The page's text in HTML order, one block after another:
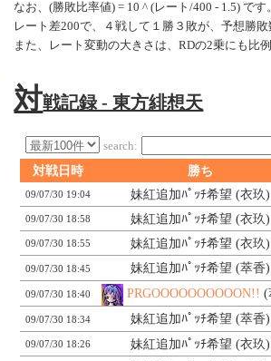
なお、(勝敗比率値) = 10 ^ (レート/400 - 1.5) です
レート差200で、４戦して１勝３敗が、予想勝敗
また、レート変動の大きさは、RDの2乗にも比例
対戦記録 - 東方緋想天
search:
対戦日時
勝ち
09/07/30 19:04 妹紅追加ﾊﾟｯﾁ希望 (衣玖)
09/07/30 18:58 妹紅追加ﾊﾟｯﾁ希望 (衣玖)
09/07/30 18:55 妹紅追加ﾊﾟｯﾁ希望 (衣玖)
09/07/30 18:45 妹紅追加ﾊﾟｯﾁ希望 (萃香)
09/07/30 18:40 PRGOOOOOOOOOON!! (
09/07/30 18:34 妹紅追加ﾊﾟｯﾁ希望 (萃香)
09/07/30 18:26 妹紅追加ﾊﾟｯﾁ希望 (衣玖)